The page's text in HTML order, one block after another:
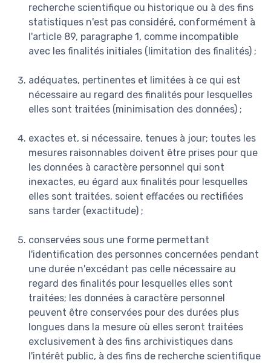
recherche scientifique ou historique ou à des fins
statistiques n'est pas considéré, conformément à
l'article 89, paragraphe 1, comme incompatible
avec les finalités initiales (limitation des finalités) ;
adéquates, pertinentes et limitées à ce qui est
nécessaire au regard des finalités pour lesquelles
elles sont traitées (minimisation des données) ;
exactes et, si nécessaire, tenues à jour; toutes les
mesures raisonnables doivent être prises pour que
les données à caractère personnel qui sont
inexactes, eu égard aux finalités pour lesquelles
elles sont traitées, soient effacées ou rectifiées
sans tarder (exactitude) ;
conservées sous une forme permettant
l'identification des personnes concernées pendant
une durée n'excédant pas celle nécessaire au
regard des finalités pour lesquelles elles sont
traitées; les données à caractère personnel
peuvent être conservées pour des durées plus
longues dans la mesure où elles seront traitées
exclusivement à des fins archivistiques dans
l'intérêt public, à des fins de recherche scientifique